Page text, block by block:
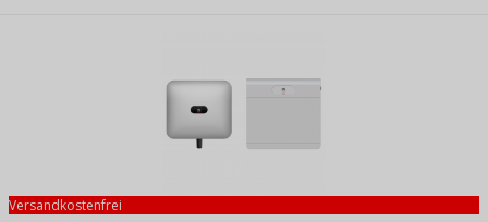
Versandkostenfrei